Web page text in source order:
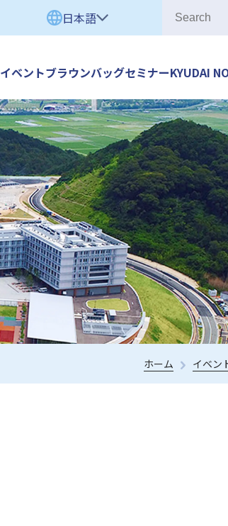
日本語
イベントブラウンバッグセミナーKYUDAI
ホーム イベン